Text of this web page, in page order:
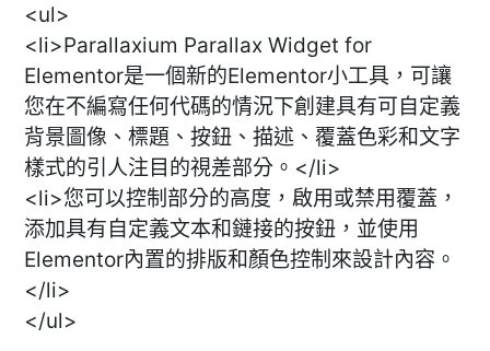
<ul>
<li>Parallaxium Parallax Widget for
Elementor是一個新的Elementor小工具，可讓
您在不編寫任何代碼的情況下創建具有可自定義
背景圖像、標題、按鈕、描述、覆蓋色彩和文字
樣式的引人注目的視差部分。</li>
<li>您可以控制部分的高度，啟用或禁用覆蓋，
添加具有自定義文本和鏈接的按鈕，並使用
Elementor內置的排版和顏色控制來設計內容。
</li>
</ul>